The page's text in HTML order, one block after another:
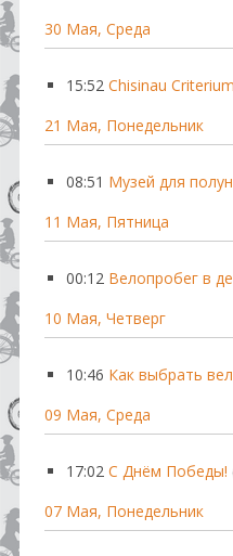
30 Мая, Среда
15:52 Chisinau
21 Мая, Понедельник
08:51 Музей для
11 Мая, Пятница
00:12 Велопробег в
10 Мая, Четверг
10:46 Как выбрать
09 Мая, Среда
17:02 С Днём Победы!
07 Мая, Понедельник